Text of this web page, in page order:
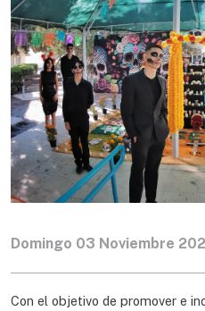
Domingo 03 Noviembre
Con el objetivo de promover e